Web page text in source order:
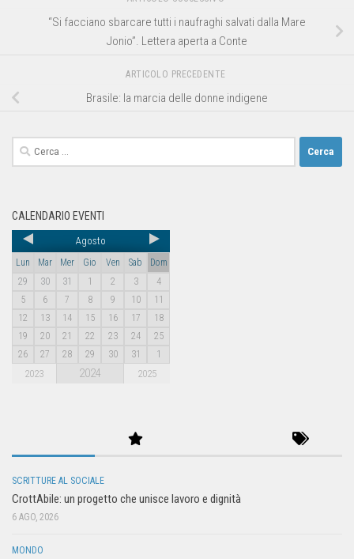
“Si facciano sbarcare tutti i naufraghi salvati dalla Mare
Jonio”. Lettera aperta a Conte
ARTICOLO PRECEDENTE
Brasile: la marcia delle donne indigene
CALENDARIO EVENTI
Agosto
Lun Mar Mer Gio Ven Sab
Dom
29
30 31 1 2 3
4
5
6 7 8 9 10
11
12
13 14 15 16 17
18
19
20 21 22 23 24
25
26
27 28 29 30 31 1
2023 2024 2025
SCRITTURE AL SOCIALE
CrottAbile: un progetto che unisce lavoro e dignità
6 AGO, 2026
MONDO